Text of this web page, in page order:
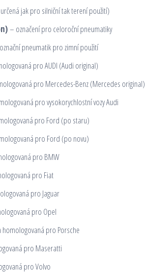
jak pro silniční tak terení použití)
– označení pro celoroční pneumatiky
pneumatik pro zimní použití
pro AUDI (Audi original)
pro Mercedes-Benz (Mercedes original)
pro vysokorychlostní vozy Audi
pro Ford (po staru)
pro Ford (po novu)
pro BMW
pro Fiat
pro Jaguar
pro Opel
pro Porsche
pro Maseratti
pro Volvo